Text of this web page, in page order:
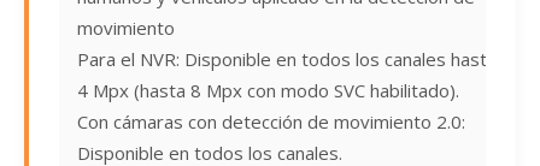
movimiento
Para el NVR: Disponible en todos los canales hasta
4 Mpx (hasta 8 Mpx con modo SVC habilitado).
Con cámaras con detección de movimiento 2.0:
Disponible en todos los canales.